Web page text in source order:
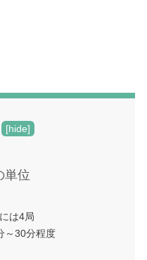
[hide]
単位
は4局
～30分程度